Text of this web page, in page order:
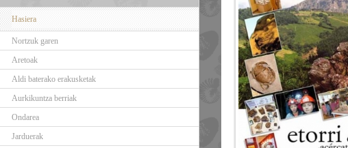
Hasiera
Nortzuk garen
Aretoak
Aldi baterako erakusketak
Aurkikuntza berriak
Ondarea
Jarduerak